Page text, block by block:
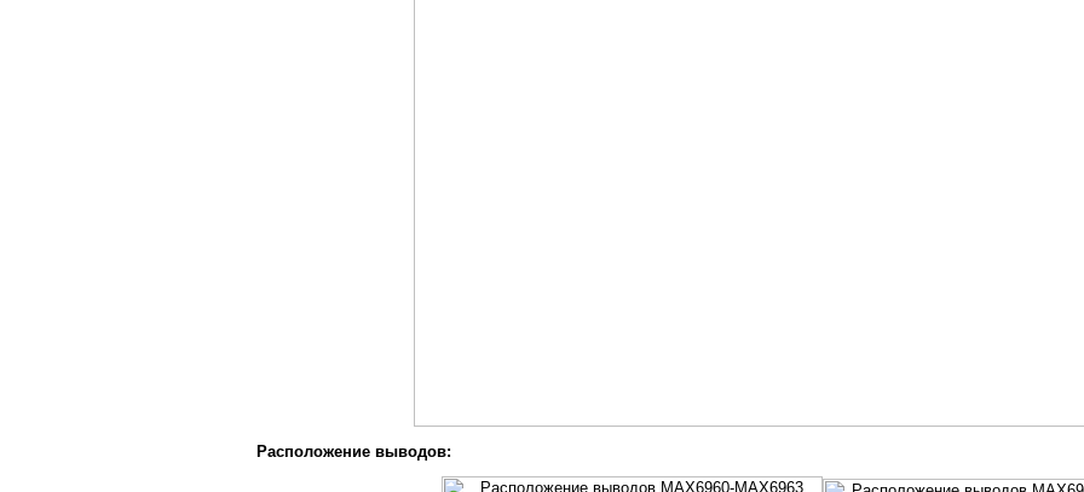
Расположение выводов: